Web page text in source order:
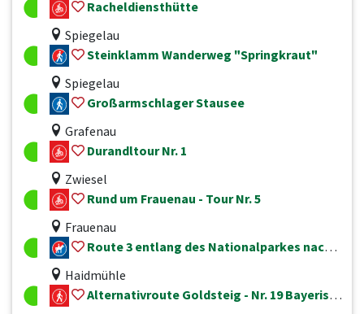
Racheldiensthütte
Spiegelau
Steinklamm Wanderweg "Springkraut"
Spiegelau
Großarmschlager Stausee
Grafenau
Durandltour Nr. 1
Zwiesel
Rund um Frauenau - Tour Nr. 5
Frauenau
Route 3 entlang des Nationalparkes nach Wiesenfelden
Haidmühle
Alternativroute Goldsteig - Nr. 19 Bayerisch Eisenstein - Zwiesel - Frauenau - Spiegelau - St. Oswald-Riedlhütte - Neuschönau - Mauth